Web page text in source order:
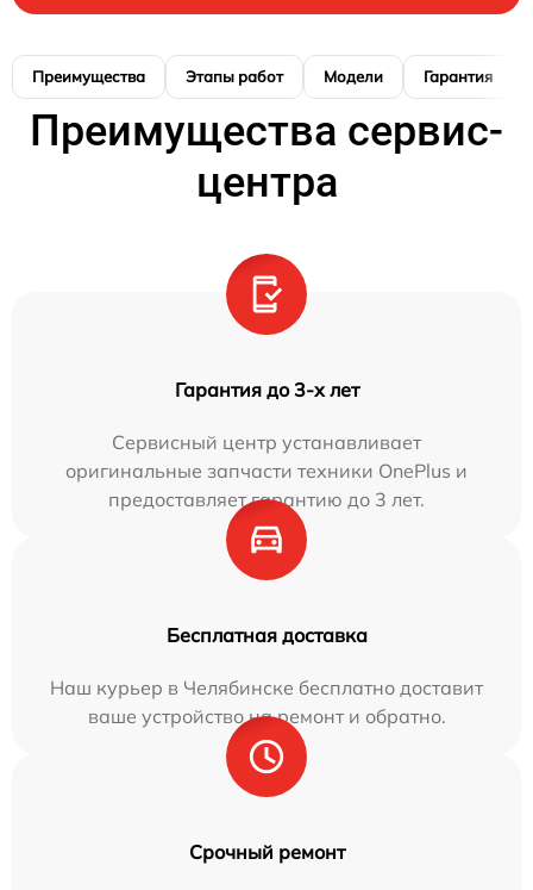
Преимущества Этапы работ Модели Гарантия
Преимущества сервис-
центра
Гарантия до 3-х лет
Сервисный центр устанавливает
оригинальные запчасти техники OnePlus и
предоставляет гарантию до 3 лет.
Бесплатная доставка
Наш курьер в Челябинске бесплатно доставит
ваше устройство на ремонт и обратно.
Срочный ремонт